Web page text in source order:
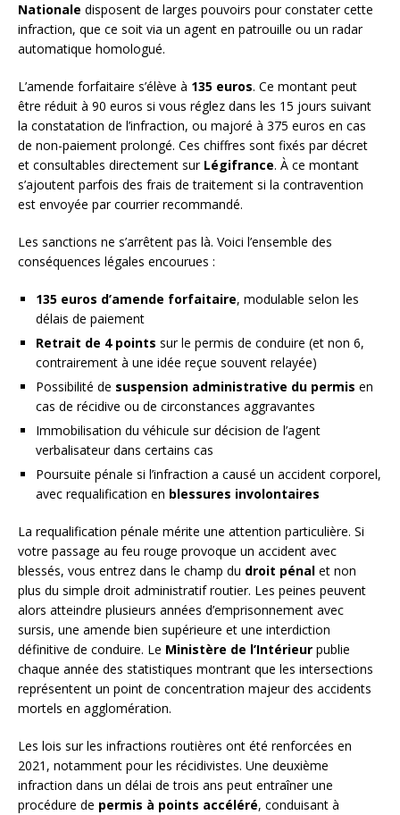
Nationale disposent de larges pouvoirs pour constater cette
infraction, que ce soit via un agent en patrouille ou un radar
automatique homologué.
L’amende forfaitaire s’élève à 135 euros. Ce montant peut
être réduit à 90 euros si vous réglez dans les 15 jours suivant
la constatation de l’infraction, ou majoré à 375 euros en cas
de non-paiement prolongé. Ces chiffres sont fixés par décret
et consultables directement sur Légifrance. À ce montant
s’ajoutent parfois des frais de traitement si la contravention
est envoyée par courrier recommandé.
Les sanctions ne s’arrêtent pas là. Voici l’ensemble des
conséquences légales encourues :
135 euros d’amende forfaitaire, modulable selon les
délais de paiement
Retrait de 4 points sur le permis de conduire (et non 6,
contrairement à une idée reçue souvent relayée)
Possibilité de suspension administrative du permis en
cas de récidive ou de circonstances aggravantes
Immobilisation du véhicule sur décision de l’agent
verbalisateur dans certains cas
Poursuite pénale si l’infraction a causé un accident corporel,
avec requalification en blessures involontaires
La requalification pénale mérite une attention particulière. Si
votre passage au feu rouge provoque un accident avec
blessés, vous entrez dans le champ du droit pénal et non
plus du simple droit administratif routier. Les peines peuvent
alors atteindre plusieurs années d’emprisonnement avec
sursis, une amende bien supérieure et une interdiction
définitive de conduire. Le Ministère de l’Intérieur publie
chaque année des statistiques montrant que les intersections
représentent un point de concentration majeur des accidents
mortels en agglomération.
Les lois sur les infractions routières ont été renforcées en
2021, notamment pour les récidivistes. Une deuxième
infraction dans un délai de trois ans peut entraîner une
procédure de permis à points accéléré, conduisant à